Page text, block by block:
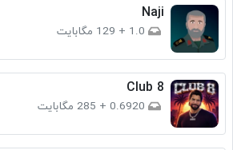
Naji
1.0
+ 129 مگابایت
Club 8
0.6920
+ 285 مگابایت